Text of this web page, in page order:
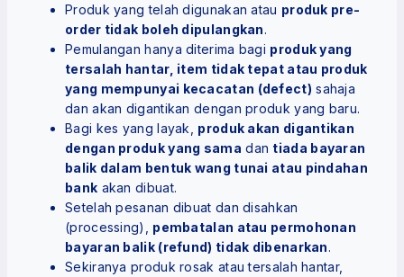
Produk yang telah digunakan atau produk pre-
order tidak boleh dipulangkan.
Pemulangan hanya diterima bagi produk yang
tersalah hantar, item tidak tepat atau produk
yang mempunyai kecacatan (defect) sahaja
dan akan digantikan dengan produk yang baru.
Bagi kes yang layak, produk akan digantikan
dengan produk yang sama dan tiada bayaran
balik dalam bentuk wang tunai atau pindahan
bank akan dibuat.
Setelah pesanan dibuat dan disahkan
(processing), pembatalan atau permohonan
bayaran balik (refund) tidak dibenarkan.
Sekiranya produk rosak atau tersalah hantar,